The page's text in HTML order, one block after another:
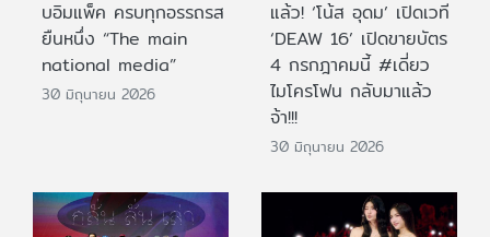
บอิมแพ็ค ครบทุกอรรถรส
ยืนหนึ่ง “The main
national media”
30 มิถุนายน 2026
แล้ว! ‘โน้ส อุดม’ เปิดเวที
‘DEAW 16’ เปิดขายบัตร
4 กรกฎาคมนี้ #เดี่ยว
ไมโครโฟน กลับมาแล้ว
จ้า!!!
30 มิถุนายน 2026